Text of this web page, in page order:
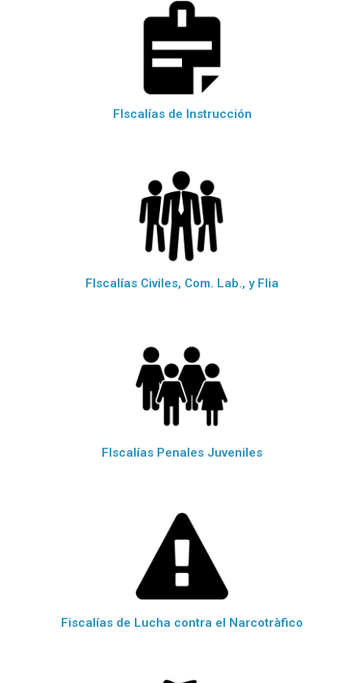
FIscalías de Instrucción
FIscalías Civiles, Com. Lab., y Flia
FIscalías Penales Juveniles
Fiscalías de Lucha contra el Narcotràfico